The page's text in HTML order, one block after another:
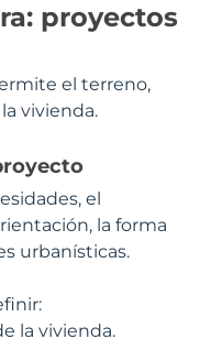
proyectos
el terreno,
vivienda.
el
la forma
urbanísticas.
la vivienda.